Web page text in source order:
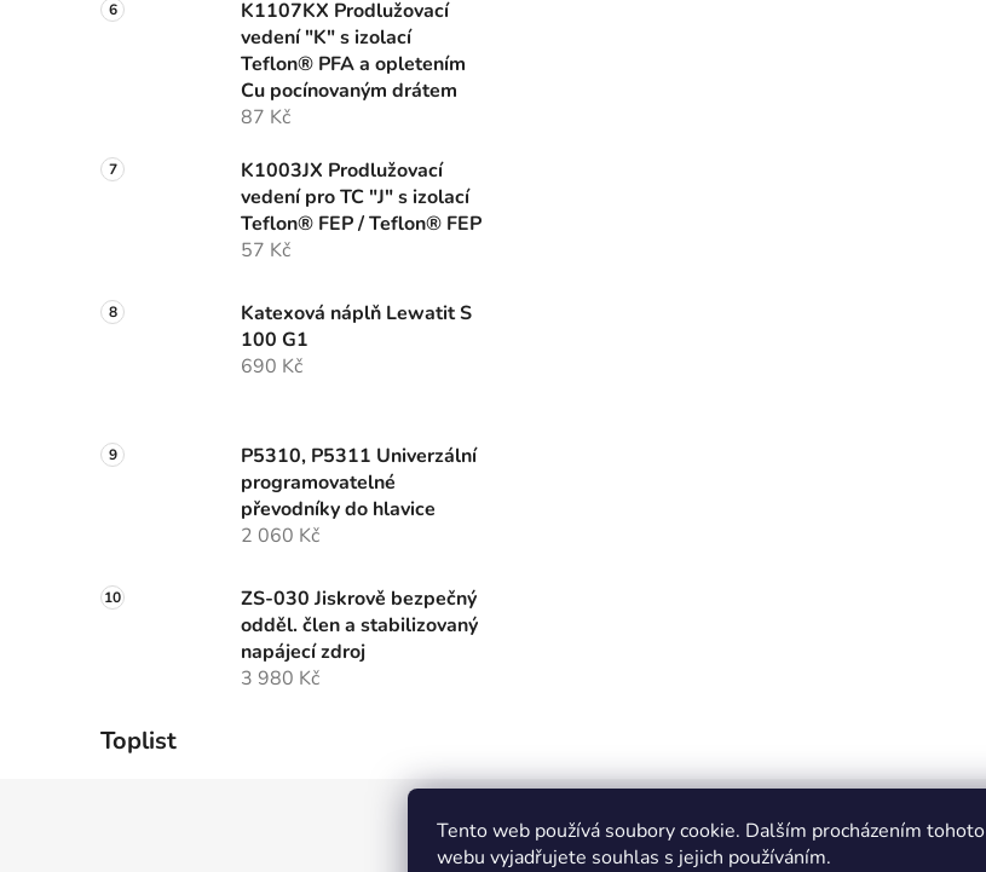
Tento web používá soubory cookie. Dalším procházením tohoto
webu vyjadřujete souhlas s jejich používáním.
K1107KX Prodlužovací
vedení "K" s izolací
Teflon® PFA a opletením
Cu pocínovaným drátem
87 Kč
K1003JX Prodlužovací
vedení pro TC "J" s izolací
Teflon® FEP / Teflon® FEP
57 Kč
Katexová náplň Lewatit S
100 G1
690 Kč
P5310, P5311 Univerzální
programovatelné
převodníky do hlavice
2 060 Kč
ZS-030 Jiskrově bezpečný
odděl. člen a stabilizovaný
napájecí zdroj
3 980 Kč
Toplist
Zboží.cz Heureka.cz